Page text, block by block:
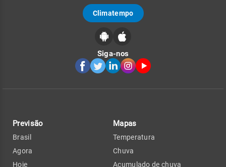
Climatempo
Siga-nos
Previsão
Brasil
Agora
Hoje
Mapas
Temperatura
Chuva
Acumulado de chuva